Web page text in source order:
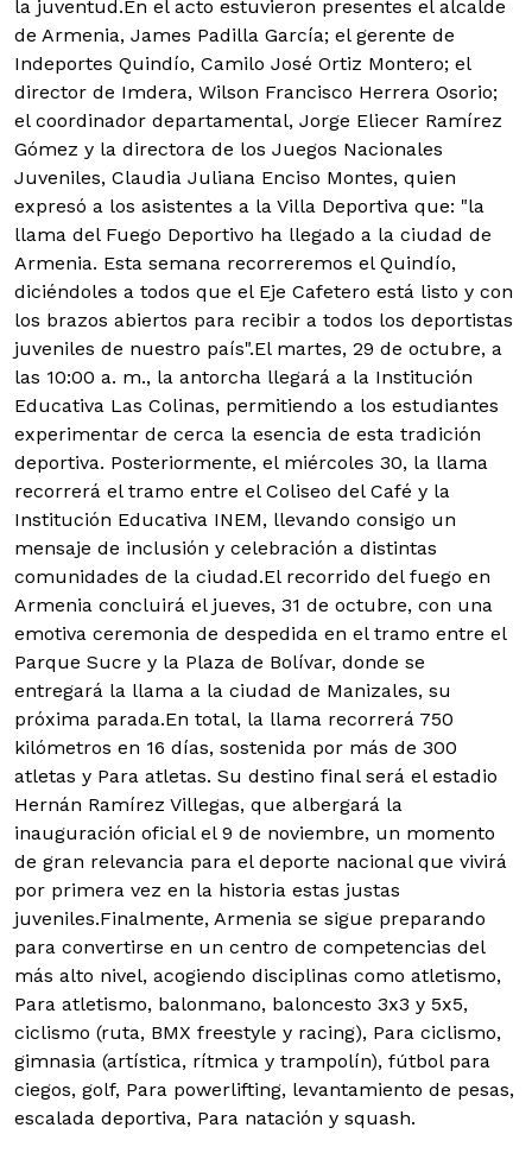
la juventud.En el acto estuvieron presentes el alcalde
de Armenia, James Padilla García; el gerente de
Indeportes Quindío, Camilo José Ortiz Montero; el
director de Imdera, Wilson Francisco Herrera Osorio;
el coordinador departamental, Jorge Eliecer Ramírez
Gómez y la directora de los Juegos Nacionales
Juveniles, Claudia Juliana Enciso Montes, quien
expresó a los asistentes a la Villa Deportiva que: "la
llama del Fuego Deportivo ha llegado a la ciudad de
Armenia. Esta semana recorreremos el Quindío,
diciéndoles a todos que el Eje Cafetero está listo y con
los brazos abiertos para recibir a todos los deportistas
juveniles de nuestro país".El martes, 29 de octubre, a
las 10:00 a. m., la antorcha llegará a la Institución
Educativa Las Colinas, permitiendo a los estudiantes
experimentar de cerca la esencia de esta tradición
deportiva. Posteriormente, el miércoles 30, la llama
recorrerá el tramo entre el Coliseo del Café y la
Institución Educativa INEM, llevando consigo un
mensaje de inclusión y celebración a distintas
comunidades de la ciudad.El recorrido del fuego en
Armenia concluirá el jueves, 31 de octubre, con una
emotiva ceremonia de despedida en el tramo entre el
Parque Sucre y la Plaza de Bolívar, donde se
entregará la llama a la ciudad de Manizales, su
próxima parada.En total, la llama recorrerá 750
kilómetros en 16 días, sostenida por más de 300
atletas y Para atletas. Su destino final será el estadio
Hernán Ramírez Villegas, que albergará la
inauguración oficial el 9 de noviembre, un momento
de gran relevancia para el deporte nacional que vivirá
por primera vez en la historia estas justas
juveniles.Finalmente, Armenia se sigue preparando
para convertirse en un centro de competencias del
más alto nivel, acogiendo disciplinas como atletismo,
Para atletismo, balonmano, baloncesto 3x3 y 5x5,
ciclismo (ruta, BMX freestyle y racing), Para ciclismo,
gimnasia (artística, rítmica y trampolín), fútbol para
ciegos, golf, Para powerlifting, levantamiento de pesas,
escalada deportiva, Para natación y squash.